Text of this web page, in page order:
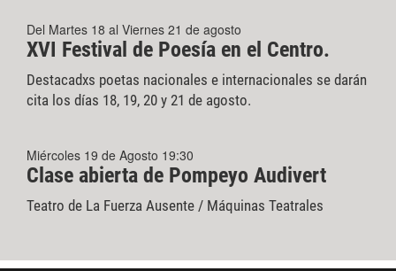
Del Martes 18 al Viernes 21 de agosto
XVI Festival de Poesía en el Centro.
Destacadxs poetas nacionales e internacionales se darán
cita los días 18, 19, 20 y 21 de agosto.
Miércoles 19 de Agosto 19:30
Clase abierta de Pompeyo Audivert
Teatro de La Fuerza Ausente / Máquinas Teatrales